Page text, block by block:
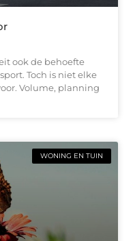
ook de behoefte
Toch is niet elke
Volume, planning
WONING EN TUIN